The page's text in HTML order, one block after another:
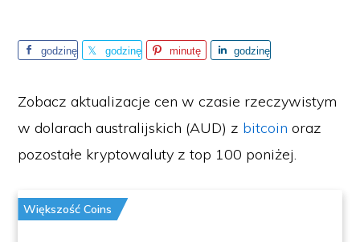
godzinę
godzinę
minutę
godzinę
Zobacz aktualizacje cen w czasie rzeczywistym
w dolarach australijskich (AUD) z bitcoin oraz
pozostałe kryptowaluty z top 100 poniżej.
Większość Coins